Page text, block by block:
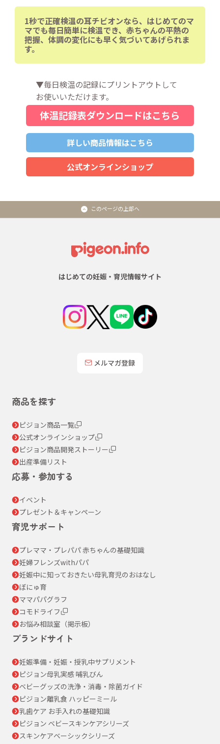
1秒で正確検温の耳チビオンなら、はじめてのマ
マでも毎日簡単に検温でき、赤ちゃんの平熱の
把握、体調の変化にも早く気づいてあげられま
す。
▼毎日検温の記録にプリントアウトして
お使いいただけます。
体温記録表ダウンロードはこちら
詳しい商品情報はこちら
公式オンラインショップ
このページの上部へ
はじめての妊娠・育児情報サイト
メルマガ登録
商品を探す
ピジョン商品一覧
公式オンラインショップ
ピジョン商品開発ストーリー
出産準備リスト
応募・参加する
イベント
プレゼント＆キャンペーン
育児サポート
プレママ・プレパパ 赤ちゃんの基礎知識
妊婦フレンズwithパパ
妊娠中に知っておきたい母乳育児のおはなし
ぼにゅ育
ママパパグラフ
コモドライフ
お悩み相談室（掲示板）
ブランドサイト
妊娠準備・妊娠・授乳中サプリメント
ピジョン母乳実感 哺乳びん
ベビーグッズの洗浄・消毒・除菌ガイド
ピジョン離乳食 ハッピーミール
乳歯ケア お手入れの基礎知識
ピジョン ベビースキンケアシリーズ
スキンケアベーシックシリーズ